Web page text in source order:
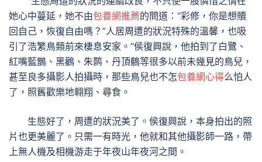
她心中蔓延，她不由包養網推薦的問道：“彩修，你是想贖
回自己，恢復自由嗎？”人居周遭的狀況特殊的溫馨，也吸
引了浩繁鳥類前來棲息安家。”侯復興說，他拍到了白鷺、
紅嘴藍鵲、黑鸛、朱鹮、丹頂鶴等很多以前未幾見的鳥兒，
甚至良多攝影人拍攝時，那些鳥兒也不怎包養網心得么怕人
了，照舊歡樂地翱翔、尋食。
生態好了，周遭的狀況美了。侯復興說，本身拍出的照
片也更美麗了。只需一有時光，他就和其他攝影師一路，帶
上無人機及相機游走于年夜山年夜河之間。